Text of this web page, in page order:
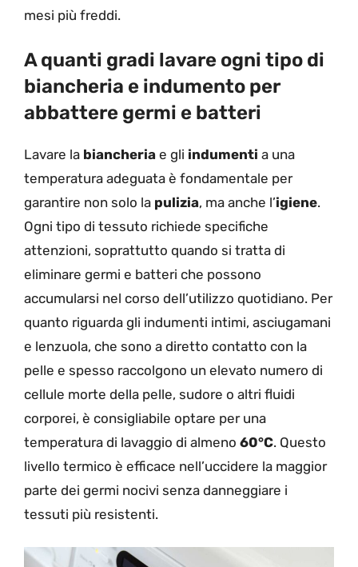
mesi più freddi.
A quanti gradi lavare ogni tipo di
biancheria e indumento per
abbattere germi e batteri
Lavare la biancheria e gli indumenti a una
temperatura adeguata è fondamentale per
garantire non solo la pulizia, ma anche l’igiene.
Ogni tipo di tessuto richiede specifiche
attenzioni, soprattutto quando si tratta di
eliminare germi e batteri che possono
accumularsi nel corso dell’utilizzo quotidiano. Per
quanto riguarda gli indumenti intimi, asciugamani
e lenzuola, che sono a diretto contatto con la
pelle e spesso raccolgono un elevato numero di
cellule morte della pelle, sudore o altri fluidi
corporei, è consigliabile optare per una
temperatura di lavaggio di almeno 60°C. Questo
livello termico è efficace nell’uccidere la maggior
parte dei germi nocivi senza danneggiare i
tessuti più resistenti.